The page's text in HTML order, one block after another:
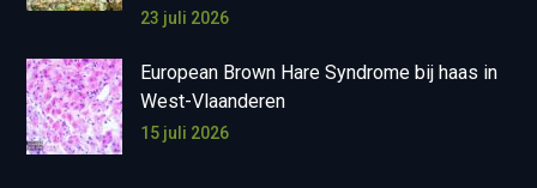
23 juli 2026
European Brown Hare Syndrome bij haas in
West-Vlaanderen
15 juli 2026